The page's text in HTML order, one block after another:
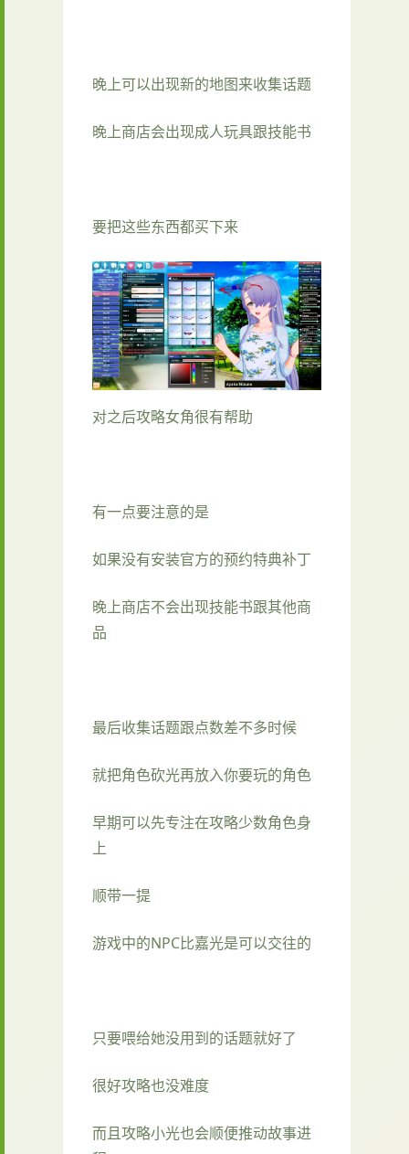
晚上可以出现新的地图来收集话题
晚上商店会出现成人玩具跟技能书
要把这些东西都买下来
对之后攻略女角很有帮助
有一点要注意的是
如果没有安装官方的预约特典补丁
晚上商店不会出现技能书跟其他商
品
最后收集话题跟点数差不多时候
就把角色砍光再放入你要玩的角色
早期可以先专注在攻略少数角色身
上
顺带一提
游戏中的NPC比嘉光是可以交往的
只要喂给她没用到的话题就好了
很好攻略也没难度
而且攻略小光也会顺便推动故事进